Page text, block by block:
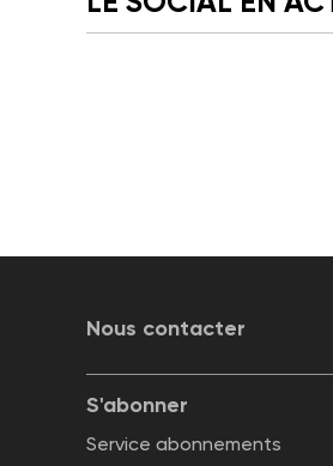
Nous contacter
S'abonner
Service abonnements